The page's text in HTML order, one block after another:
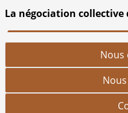
La négociation collective
Nous